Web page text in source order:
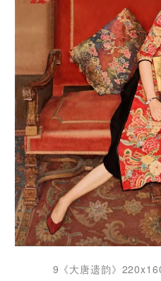
9《大唐遗韵》